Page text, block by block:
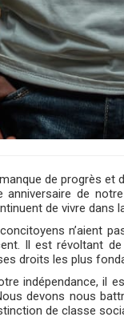
de progrès et
de
de vivre dans
n’aient
Il est révoltant
droits les plus
indépendance, il
devons nous
de classe